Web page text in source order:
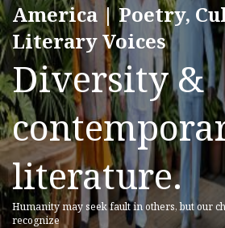
America | Poetry,
Literary Voices
Diversity &
literature.
Humanity may seek fault in others, but our
recognize